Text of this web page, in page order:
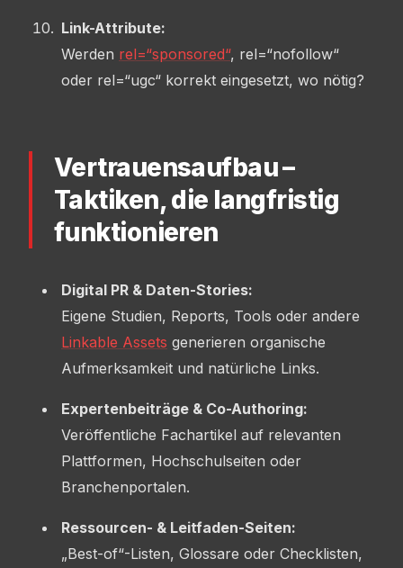
Link-Attribute:
Werden rel=“sponsored“, rel=“nofollow“
oder rel=“ugc“ korrekt eingesetzt, wo nötig?
Vertrauensaufbau –
Taktiken, die langfristig
funktionieren
Digital PR & Daten-Stories:
Eigene Studien, Reports, Tools oder andere
Linkable Assets generieren organische
Aufmerksamkeit und natürliche Links.
Expertenbeiträge & Co-Authoring:
Veröffentliche Fachartikel auf relevanten
Plattformen, Hochschulseiten oder
Branchenportalen.
Ressourcen- & Leitfaden-Seiten:
„Best-of“-Listen, Glossare oder Checklisten,